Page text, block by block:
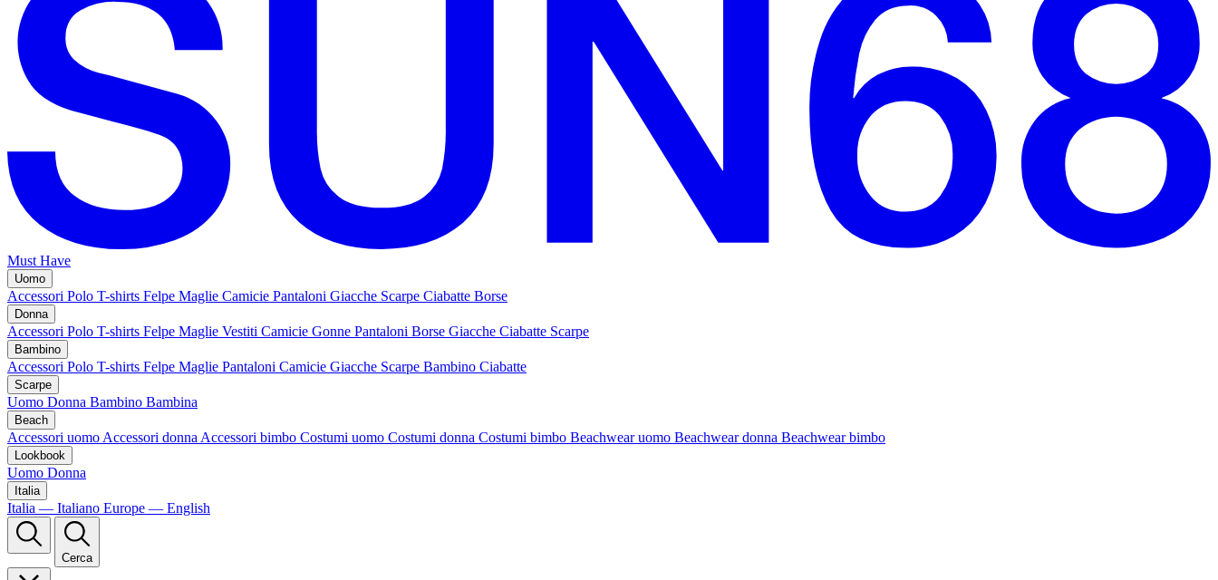
Must Have
Uomo
Accessori Polo T-shirts Felpe Maglie Camicie Pantaloni Giacche Scarpe Ciabatte Borse
Donna
Accessori Polo T-shirts Felpe Maglie Vestiti Camicie Gonne Pantaloni Borse Giacche Ciabatte Scarpe
Bambino
Accessori Polo T-shirts Felpe Maglie Pantaloni Camicie Giacche Scarpe Bambino Ciabatte
Scarpe
Uomo Donna Bambino Bambina
Beach
Accessori uomoAccessori donnaAccessori bimbo Costumi uomo Costumi donna Costumi bimbo Beachwear uomo Beachwear donna Beachwear bimbo
Lookbook
Uomo Donna
Italia
Italia — Italiano Europe — English
Cerca